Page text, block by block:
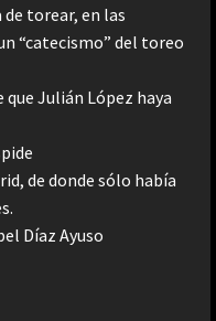
torear, en las
“catecismo” del toreo
Julián López haya
de donde sólo había
Díaz Ayuso